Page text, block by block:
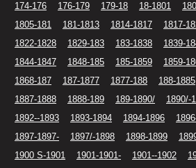
174-176
176-179 179-18 18-1801
1805-181
181-1813 1814-1817 1817-
1822-1828
1829-183 183-1838 1839-
1844-1847
1848-185 185-1859 1859-
1868-187
187-1877 1877-188 188-1885
1887-1888
1888-189 189-1890/ 1890/-
1892--1893
1893-1894 1894-1896
1897-1897-
1897/-1898 1898-1899
1900 S-1901
1901-1901- 1901--1902